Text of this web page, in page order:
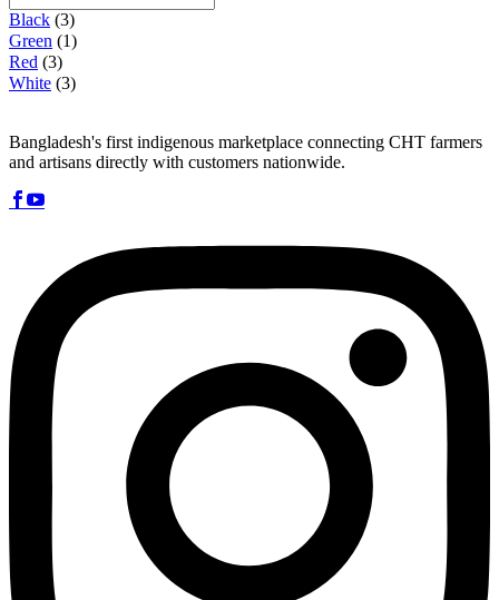
Black (3)
Green (1)
Red (3)
White (3)
Bangladesh's first indigenous marketplace connecting CHT farmers
and artisans directly with customers nationwide.